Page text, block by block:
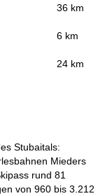
36 km
6 km
24 km
Stubaitals:
Mieders
rund 81
von 960 bis 3.212